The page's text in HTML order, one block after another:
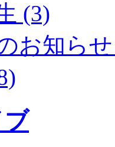
(3)
お知ら
ブ